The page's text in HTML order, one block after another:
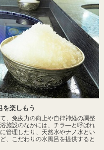
を楽しもう
、免疫力の向上や自律神経の調整
施設のなかには、チラ―と呼ばれ
管理したり、天然水やナノ水とい
、こだわりの水風呂を提供すると